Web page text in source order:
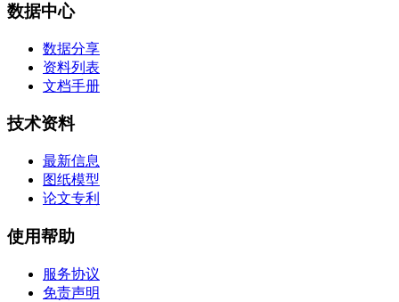
数据中心
数据分享
资料列表
文档手册
技术资料
最新信息
图纸模型
论文专利
使用帮助
服务协议
免责声明